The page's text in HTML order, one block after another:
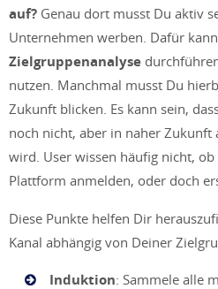
auf? Genau dort musst Du aktiv
Unternehmen werben. Dafür
Zielgruppenanalyse
nutzen. Manchmal musst Du
Zukunft blicken. Es kann sein,
noch nicht, aber in naher Zukunft
wird. User wissen häufig nicht,
Plattform anmelden, oder doch
Diese Punkte helfen Dir
Kanal abhängig von Deiner
Induktion: Sammele alle